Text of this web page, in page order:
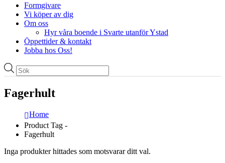
Formgivare
Vi köper av dig
Om oss
Hyr våra boende i Svarte utanför Ystad
Öppettider & kontakt
Jobba hos Oss!
Produktsökning
Fagerhult
Home
Product Tag -
Fagerhult
Inga produkter hittades som motsvarar ditt val.